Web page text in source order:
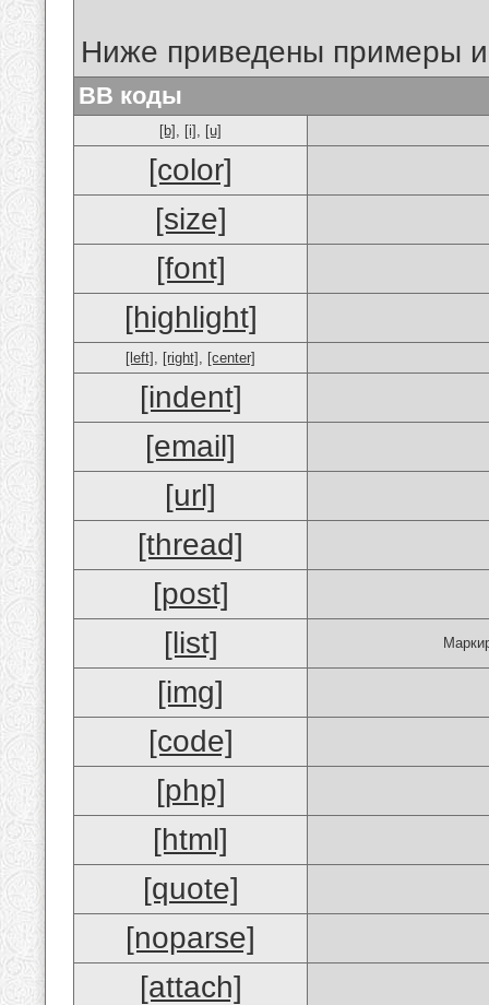
Ниже приведены примеры
BB коды
[b] , [i] , [u]
[color]
[size]
[font]
[highlight]
[left] , [right] , [center]
[indent]
[email]
[url]
[thread]
[post]
[list]
[img]
[code]
[php]
[html]
[quote]
[noparse]
[attach]